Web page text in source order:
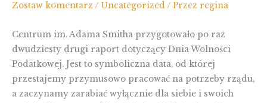
Zostaw komentarz / Uncategorized/ Przez regina
Centrum im. Adama Smitha przygotowało po raz
dwudziesty drugi raport dotyczący Dnia Wolności
Podatkowej. Jest to symboliczna data, od której
przestajemy przymusowo pracować na potrzeby rządu,
a zaczynamy zarabiać wyłącznie dla siebie i swoich